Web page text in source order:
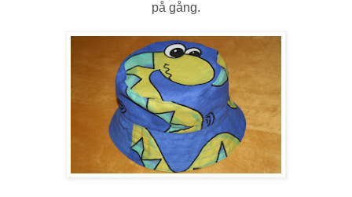
på gång.